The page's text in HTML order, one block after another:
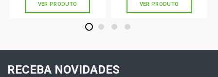
VER PRODUTO VER PRODUTO
1 2 3 4
RECEBA NOVIDADES